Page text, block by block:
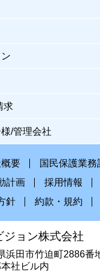
求
/管理会社
要
国民保護業務
計画
採用情報
針
約款・規約
ョン株式会社
浜田市竹迫町2886番
社ビル内